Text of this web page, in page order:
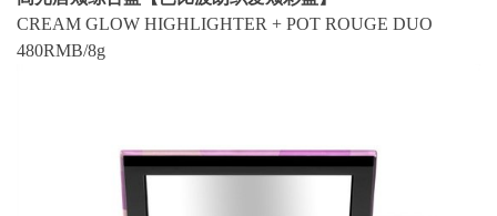
CREAM GLOW HIGHLIGHTER + POT ROUGE DUO
480RMB/8g